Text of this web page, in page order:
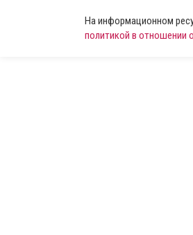
На информационном
политикой в отношении